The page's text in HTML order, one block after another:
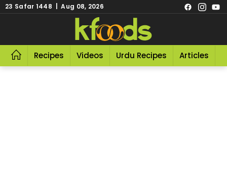
23 Safar 1448 | Aug 08, 2026
Recipes Videos Urdu Recipes Articles